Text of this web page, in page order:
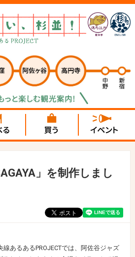
」を制作しまし
あるあるPROJECTでは、阿佐谷ジャズ